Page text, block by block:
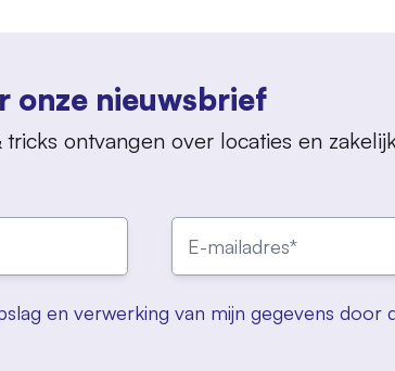
onze nieuwsbrief
ontvangen over locaties en
en verwerking van mijn gegevens door